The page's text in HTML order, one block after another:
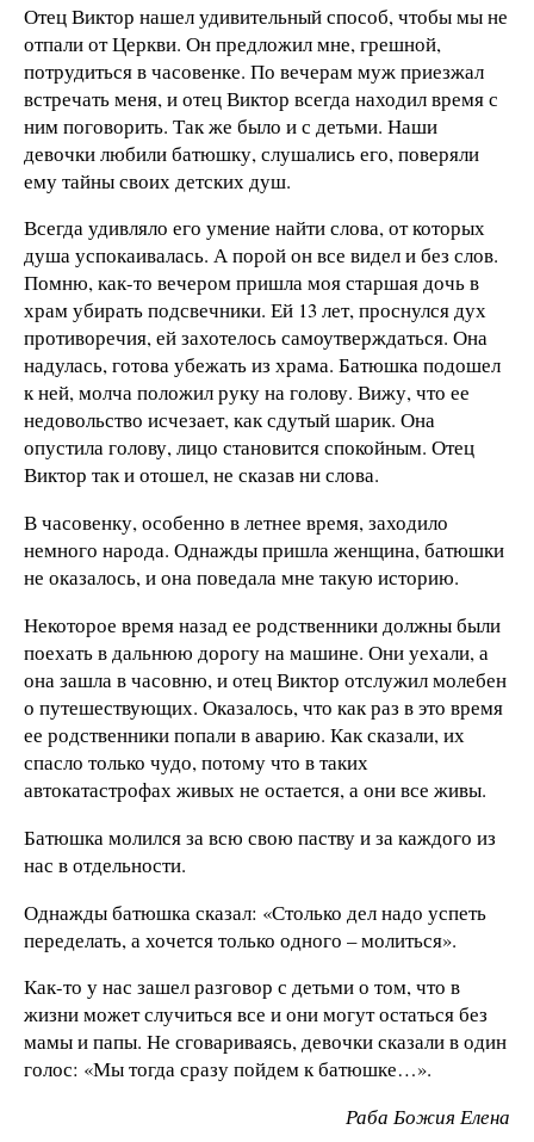
Отец Виктор нашел удивительный способ, чтобы мы не
отпали от Церкви. Он предложил мне, грешной,
потрудиться в часовенке. По вечерам муж приезжал
встречать меня, и отец Виктор всегда находил время с
ним поговорить. Так же было и с детьми. Наши
девочки любили батюшку, слушались его, поверяли
ему тайны своих детских душ.
Всегда удивляло его умение найти слова, от которых
душа успокаивалась. А порой он все видел и без слов.
Помню, как-то вечером пришла моя старшая дочь в
храм убирать подсвечники. Ей 13 лет, проснулся дух
противоречия, ей захотелось самоутверждаться. Она
надулась, готова убежать из храма. Батюшка подошел
к ней, молча положил руку на голову. Вижу, что ее
недовольство исчезает, как сдутый шарик. Она
опустила голову, лицо становится спокойным. Отец
Виктор так и отошел, не сказав ни слова.
В часовенку, особенно в летнее время, заходило
немного народа. Однажды пришла женщина, батюшки
не оказалось, и она поведала мне такую историю.
Некоторое время назад ее родственники должны были
поехать в дальнюю дорогу на машине. Они уехали, а
она зашла в часовню, и отец Виктор отслужил молебен
о путешествующих. Оказалось, что как раз в это время
ее родственники попали в аварию. Как сказали, их
спасло только чудо, потому что в таких
автокатастрофах живых не остается, а они все живы.
Батюшка молился за всю свою паству и за каждого из
нас в отдельности.
Однажды батюшка сказал: «Столько дел надо успеть
переделать, а хочется только одного – молиться».
Как-то у нас зашел разговор с детьми о том, что в
жизни может случиться все и они могут остаться без
мамы и папы. Не сговариваясь, девочки сказали в один
голос: «Мы тогда сразу пойдем к батюшке…».
Раба Божия Елена